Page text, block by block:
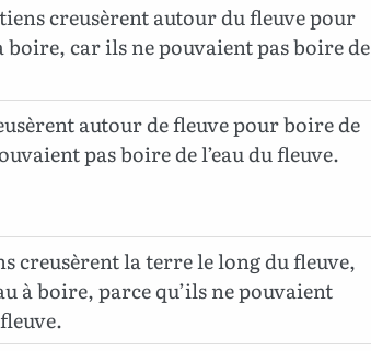
creusèrent autour du fleuve pour
boire, car ils ne pouvaient pas boire de
autour de fleuve pour boire de
pas boire de l’eau du fleuve.
creusèrent la terre le long du fleuve,
à boire, parce qu’ils ne pouvaient